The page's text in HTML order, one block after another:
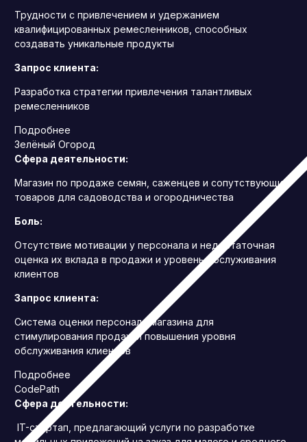
Трудности с привлечением и удержанием
квалифицированных ремесленников, способных
создавать уникальные продукты
Запрос клиента:
Разработка стратегии привлечения талантливых
ремесленников
Подробнее
Зелёный Огород
Сфера деятельности:
Магазин по продаже семян, саженцев и сопутствующих
товаров для садоводства и огородничества
Боль:
Отсутствие мотивации у персонала и недостаточная
оценка их вклада в продажи и уровень обслуживания
клиентов
Запрос клиента:
Система оценки персонала магазина для
стимулирования продаж и повышения уровня
обслуживания клиентов
Подробнее
CodePath
Сфера деятельности:
IT-стартап, предлагающий услуги по разработке